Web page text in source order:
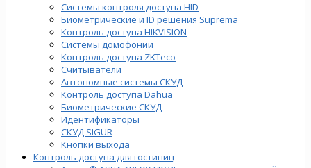
Системы контроля доступа HID
Биометрические и ID решения Suprema
Контроль доступа HIKVISION
Системы домофонии
Контроль доступа ZKTeco
Считыватели
Автономные системы СКУД
Контроль доступа Dahua
Биометрические СКУД
Идентификаторы
СКУД SIGUR
Кнопки выхода
Контроль доступа для гостиниц